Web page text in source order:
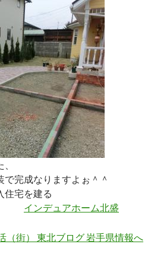
完成なりますよぉ＾＾
住宅を建る
インデュアホーム北盛